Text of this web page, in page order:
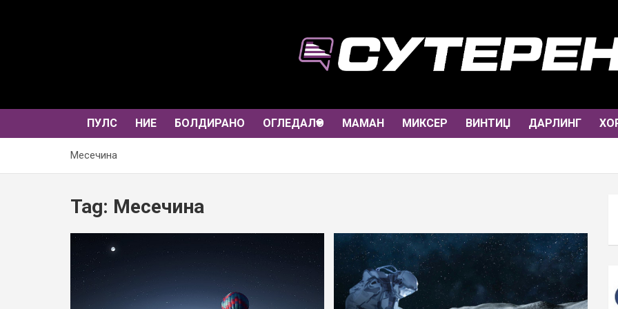
ПУЛС НИЕ БОЛДИРАНО ОГЛЕДАЛО МАМАН МИКСЕР ВИНТИЏ ДАРЛИНГ
Месечина
Tag: Месечина